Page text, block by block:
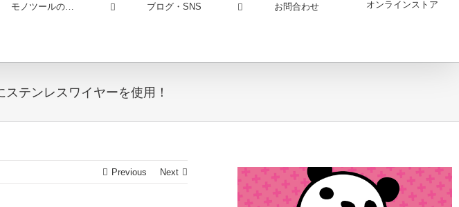
モノツールの… ブログ・SNS お問合わせ オンラインストア
テンレスワイヤーを使用！
Previous Next